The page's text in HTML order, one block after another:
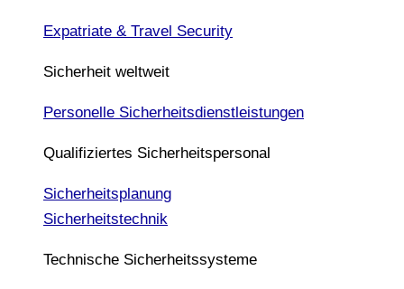
Expatriate & Travel Security
Sicherheit weltweit
Personelle Sicherheitsdienstleistungen
Qualifiziertes Sicherheitspersonal
Sicherheitsplanung
Sicherheitstechnik
Technische Sicherheitssysteme